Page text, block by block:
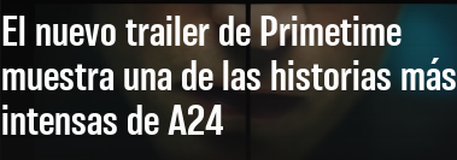
El nuevo trailer de Primetime
muestra una de las historias más
intensas de A24